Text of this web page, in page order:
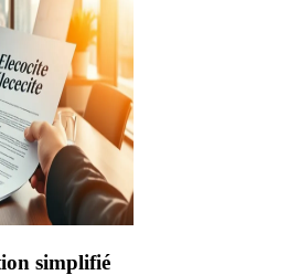
simplifié